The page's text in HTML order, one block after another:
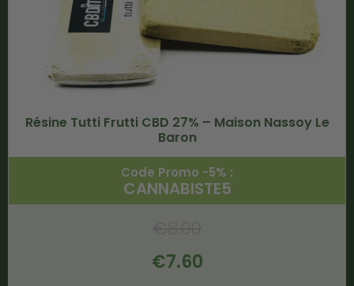
Résine Tutti Frutti CBD 27% – Maison Nassoy Le
Baron
Code Promo -5% :
CANNABISTE5
€7.60